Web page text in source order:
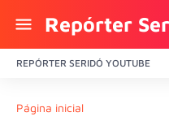
Repórter
REPÓRTER SERIDÓ YOUTUBE
Página inicial